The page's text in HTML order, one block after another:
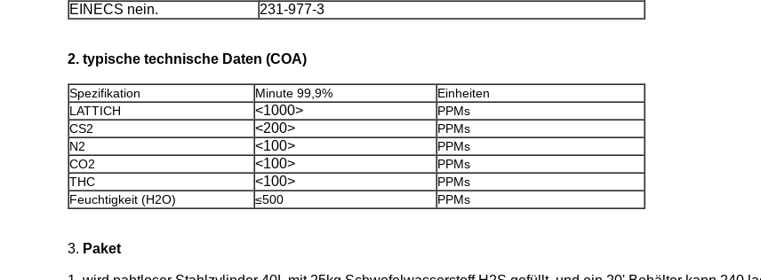
EINECS nein.
231-977-3
2. typische technische Daten (COA)
Spezifikation Minute 99,9%
Einheiten
LATTICH
<1000>
PPMs
CS2
<200>
PPMs
N2
<100>
PPMs
CO2
<100>
PPMs
THC
<100>
PPMs
Feuchtigkeit (H2O)
≤500 PPMs
3. Paket